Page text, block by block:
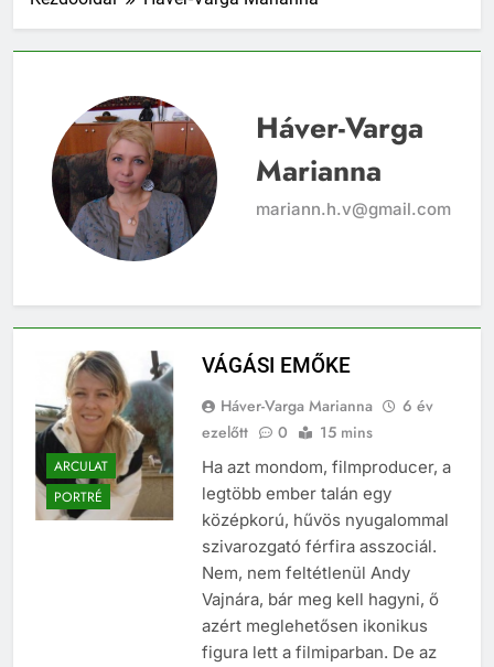
Háver-Varga
Marianna
mariann.h.v@gmail.com
ARCULAT
PORTRÉ
VÁGÁSI EMŐKE
Háver-Varga Marianna
6 év
ezelőtt
0 15 mins
Ha azt mondom, filmproducer, a
legtöbb ember talán egy
középkorú, hűvös nyugalommal
szivarozgató férfira asszociál.
Nem, nem feltétlenül Andy
Vajnára, bár meg kell hagyni, ő
azért meglehetősen ikonikus
figura lett a filmiparban. De az